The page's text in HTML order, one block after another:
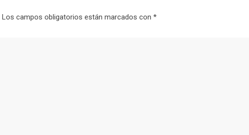
Los campos obligatorios están marcados con *